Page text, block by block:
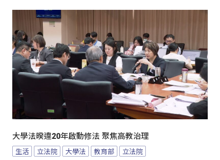
大學法暌違20年啟動修法 聚焦高教治理
生活 立法院 大學法 教育部 立法院